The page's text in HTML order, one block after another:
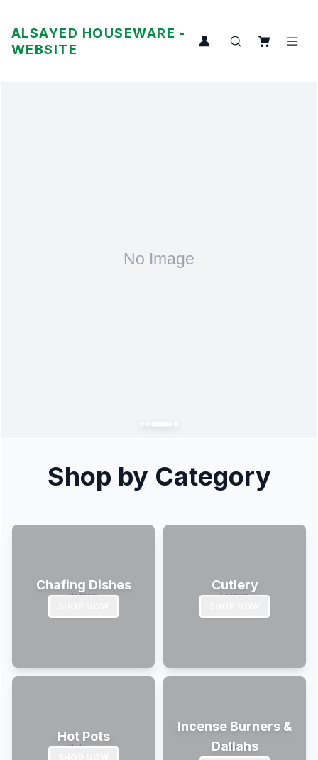
ALSAYED HOUSEWARE -
WEBSITE
Shop by Category
Chafing Dishes Cutlery
Hot Pots
Incense Burners &
Dallahs